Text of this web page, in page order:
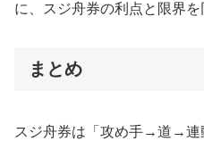
に、スジ舟券の利点と限界を
まとめ
スジ舟券は「攻め手→道→連